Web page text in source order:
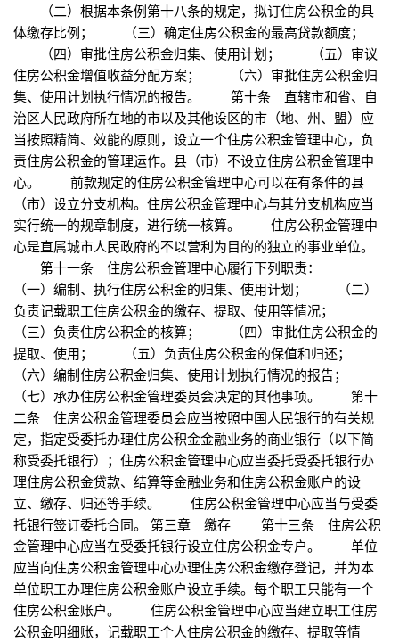
（二）根据本条例第十八条的规定，拟订住房公积金的具
体缴存比例； （三）确定住房公积金的最高贷款额度；
（四）审批住房公积金归集、使用计划； （五）审议
住房公积金增值收益分配方案； （六）审批住房公积金归
集、使用计划执行情况的报告。 第十条 直辖市和省、自
治区人民政府所在地的市以及其他设区的市（地、州、盟）应
当按照精简、效能的原则，设立一个住房公积金管理中心，负
责住房公积金的管理运作。县（市）不设立住房公积金管理中
心。 前款规定的住房公积金管理中心可以在有条件的县
（市）设立分支机构。住房公积金管理中心与其分支机构应当
实行统一的规章制度，进行统一核算。 住房公积金管理中
心是直属城市人民政府的不以营利为目的的独立的事业单位。
第十一条 住房公积金管理中心履行下列职责：
（一）编制、执行住房公积金的归集、使用计划； （二）
负责记载职工住房公积金的缴存、提取、使用等情况；
（三）负责住房公积金的核算； （四）审批住房公积金的
提取、使用； （五）负责住房公积金的保值和归还；
（六）编制住房公积金归集、使用计划执行情况的报告；
（七）承办住房公积金管理委员会决定的其他事项。 第十
二条 住房公积金管理委员会应当按照中国人民银行的有关规
定，指定受委托办理住房公积金金融业务的商业银行（以下简
称受委托银行）；住房公积金管理中心应当委托受委托银行办
理住房公积金贷款、结算等金融业务和住房公积金账户的设
立、缴存、归还等手续。 住房公积金管理中心应当与受委
托银行签订委托合同。 第三章 缴存 第十三条 住房公积
金管理中心应当在受委托银行设立住房公积金专户。 单位
应当向住房公积金管理中心办理住房公积金缴存登记，并为本
单位职工办理住房公积金账户设立手续。每个职工只能有一个
住房公积金账户。 住房公积金管理中心应当建立职工住房
公积金明细账，记载职工个人住房公积金的缴存、提取等情